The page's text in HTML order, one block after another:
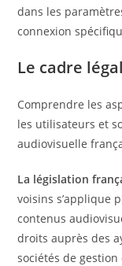
dans les
connexion
Le cadre
Comprendre les
les utilisateurs et
audiovisuelle
La législation
voisins s’applique
contenus
droits auprès des
sociétés de gestion